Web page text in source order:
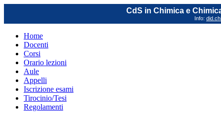
CdS in Chimica e
Info:
Home
Docenti
Corsi
Orario lezioni
Aule
Appelli
Iscrizione esami
Tirocinio/Tesi
Regolamenti